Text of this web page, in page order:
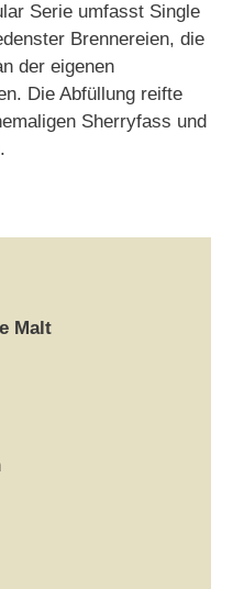
Serie umfasst Single
Brennereien, die
der eigenen
Die Abfüllung reifte
Sherryfass und
Malt